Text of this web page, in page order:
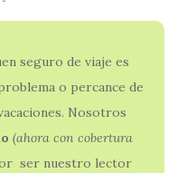
seguro de viaje es
o percance de
Nosotros
(ahora con cobertura
ser nuestro lector